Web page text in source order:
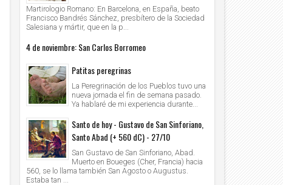
Martirologio Romano: En Barcelona, en España, beato
Francisco Bandrés Sánchez, presbítero de la Sociedad
Salesiana y mártir, que en la p...
4 de noviembre: San Carlos Borromeo
Patitas peregrinas
La Peregrinación de los Pueblos tuvo una
nueva jornada el fin de semana pasado.
Ya hablaré de mi experiencia durante...
Santo de hoy - Gustavo de San Sinforiano,
Santo Abad (+ 560 dC) - 27/10
San Gustavo de San Sinforiano, Abad.
Muerto en Boueges (Cher, Francia) hacia
560, se lo llama también San Agosto o Augustus.
Estaba tan ...